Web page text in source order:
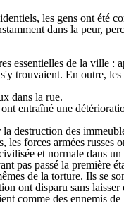
les gens ont été
dans la peur,
essentielles de la ville :
trouvaient. En outre,
dans la rue.
entraîné une
destruction des
forces armées russes
et normale dans
pas passé la première
de la torture. Ils se
ont disparu sans laisser
comme des ennemis